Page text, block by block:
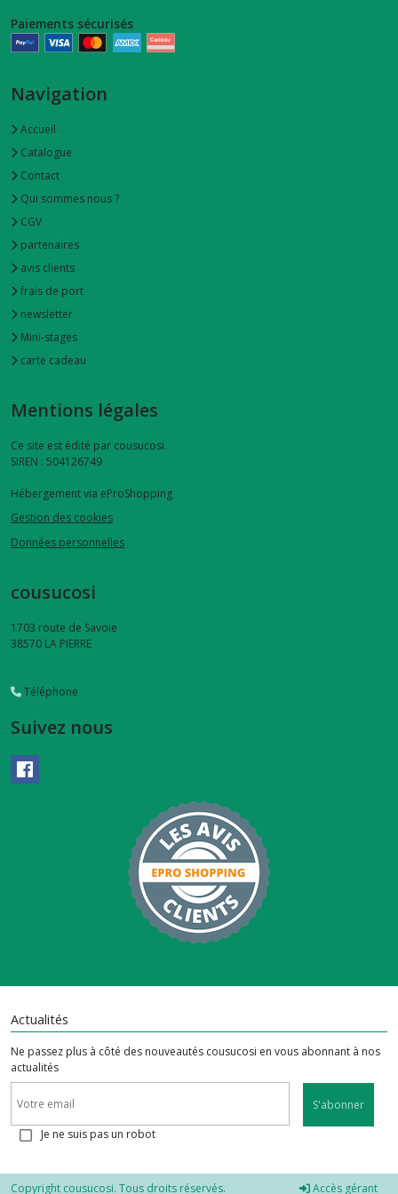
étuis
à
(3)
de
table
sacs
bouteille
(4)
lingettes
lavables
de
lingettes
à
couvre-
livres
Afficher
les
résultats
Paiements sécurisés
Navigation
Accueil
Catalogue
Contact
Qui sommes nous ?
CGV
partenaires
avis clients
frais de port
newsletter
Mini-stages
carte cadeau
Mentions légales
Ce site est édité par cousucosi.
SIREN : 504126749
Hébergement via eProShopping
Gestion des cookies
Données personnelles
cousucosi
1703 route de Savoie
38570 LA PIERRE
Téléphone
Suivez nous
Actualités
Ne passez plus à côté des nouveautés cousucosi en vous abonnant à nos
actualités
S'abonner
Je ne suis pas un robot
Copyright cousucosi. Tous droits réservés. Accès gérant